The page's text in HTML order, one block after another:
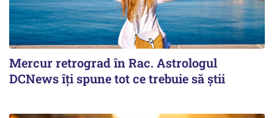
Mercur retrograd în Rac. Astrologul
DCNews îți spune tot ce trebuie să știi